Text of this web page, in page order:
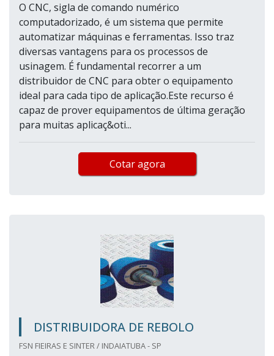
O CNC, sigla de comando numérico
computadorizado, é um sistema que permite
automatizar máquinas e ferramentas. Isso traz
diversas vantagens para os processos de
usinagem. É fundamental recorrer a um
distribuidor de CNC para obter o equipamento
ideal para cada tipo de aplicação.Este recurso é
capaz de prover equipamentos de última geração
para muitas aplicaç&oti...
Cotar agora
DISTRIBUIDORA DE REBOLO
FSN FIEIRAS E SINTER / INDAIATUBA - SP